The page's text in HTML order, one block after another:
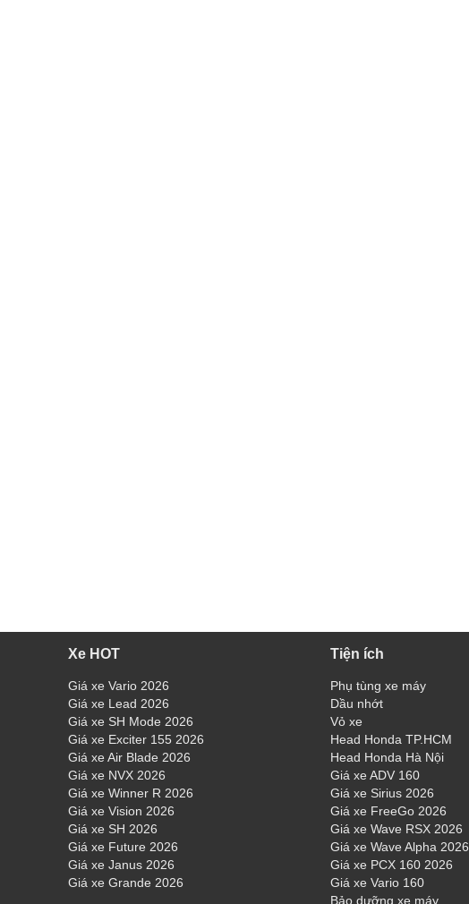
Xe HOT
Giá xe Vario 2026
Giá xe Lead 2026
Giá xe SH Mode 2026
Giá xe Exciter 155 2026
Giá xe Air Blade 2026
Giá xe NVX 2026
Giá xe Winner R 2026
Giá xe Vision 2026
Giá xe SH 2026
Giá xe Future 2026
Giá xe Janus 2026
Giá xe Grande 2026
Tiện ích
Phụ tùng xe máy
Dầu nhớt
Vỏ xe
Head Honda TP.HCM
Head Honda Hà Nội
Giá xe ADV 160
Giá xe Sirius 2026
Giá xe FreeGo 2026
Giá xe Wave RSX 2026
Giá xe Wave Alpha 2026
Giá xe PCX 160 2026
Giá xe Vario 160
Bảo dưỡng xe máy